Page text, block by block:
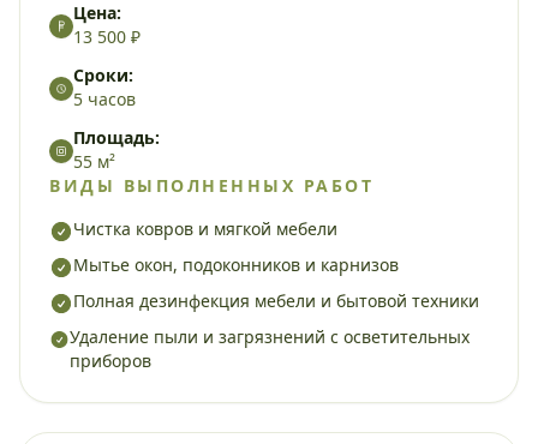
Цена:
13 500 ₽
Сроки:
5 часов
Площадь:
55 м²
ВИДЫ ВЫПОЛНЕННЫХ РАБОТ
Чистка ковров и мягкой мебели
Мытье окон, подоконников и карнизов
Полная дезинфекция мебели и бытовой техники
Удаление пыли и загрязнений с осветительных
приборов